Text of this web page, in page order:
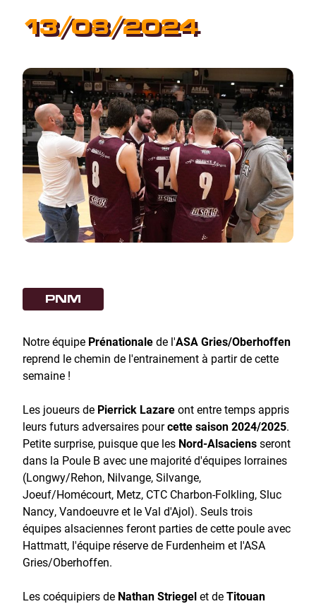
13/08/2024
PNM
Notre équipe Prénationalede l'ASA Gries/Oberhoffen
reprend le chemin de l'entrainement à partir de cette
semaine !
Les joueurs de Pierrick Lazareont entre temps appris
leurs futurs adversaires pourcette saison 2024/2025.
Petite surprise, puisque que les Nord-Alsaciensseront
dans la Poule B avec une majorité d'équipes lorraines
(Longwy/Rehon, Nilvange, Silvange,
Joeuf/Homécourt, Metz, CTC Charbon-Folkling, Sluc
Nancy, Vandoeuvre et le Val d'Ajol). Seuls trois
équipes alsaciennes feront parties de cette poule avec
Hattmatt, l'équipe réserve de Furdenheim et l'ASA
Gries/Oberhoffen.
Les coéquipiers de Nathan Striegelet deTitouan